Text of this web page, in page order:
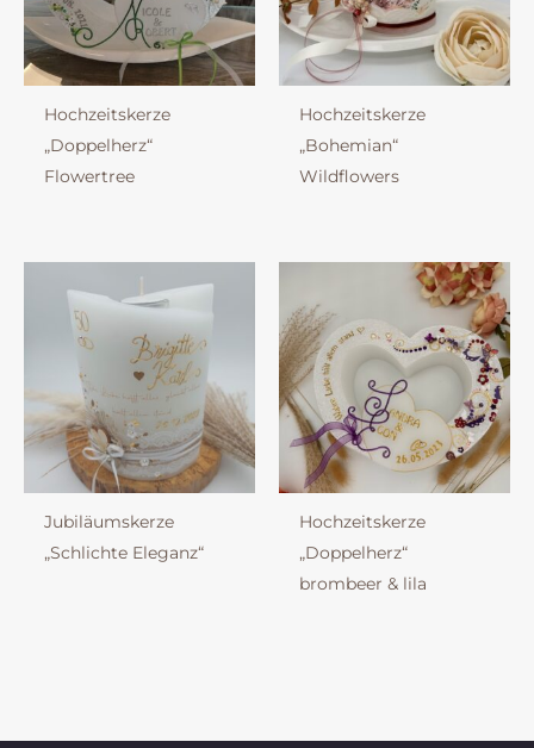
Hochzeitskerze
„Doppelherz“
Flowertree
Hochzeitskerze
„Bohemian“
Wildflowers
Jubiläumskerze
„Schlichte Eleganz“
Hochzeitskerze
„Doppelherz“
brombeer & lila